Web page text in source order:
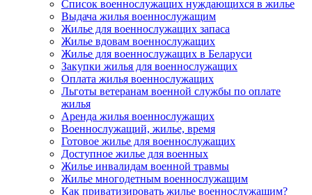
Список военнослужащих нуждающихся в жилье
Выдача жилья военнослужащим
Жилье для военнослужащих запаса
Жилье вдовам военнослужащих
Жилье для военнослужащих в Беларуси
Закупки жилья для военнослужащих
Оплата жилья военнослужащих
Льготы ветеранам военной службы по оплате
жилья
Аренда жилья военнослужащих
Военнослужащий, жилье, время
Готовое жилье для военнослужащих
Доступное жилье для военных
Жилье инвалидам военной травмы
Жилье многодетным военнослужащим
Как приватизировать жилье военнослужащим?